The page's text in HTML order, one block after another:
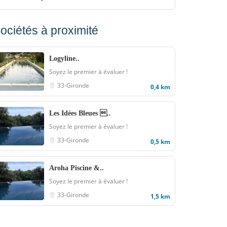
à proximité
Logyline..
Soyez le premier à évaluer !
33-Gironde
0,4 km
Les Idées Bleues ..
Soyez le premier à évaluer !
33-Gironde
0,5 km
Aroha Piscine &..
Soyez le premier à évaluer !
33-Gironde
1,5 km